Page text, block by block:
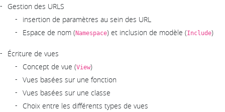
Gestion des URLS
insertion de paramètres au sein des URL
Espace de nom (Namespace) et inclusion de modèle (Include)
Écriture de vues
Concept de vue (View)
Vues basées sur une fonction
Vues basées sur une classe
Choix entre les différents types de vues